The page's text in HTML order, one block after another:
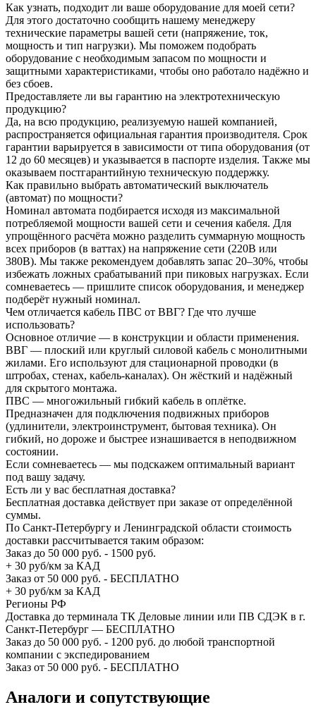
Как узнать, подходит ли ваше оборудование для моей сети?
Для этого достаточно сообщить нашему менеджеру
технические параметры вашей сети (напряжение, ток,
мощность и тип нагрузки). Мы поможем подобрать
оборудование с необходимым запасом по мощности и
защитными характеристиками, чтобы оно работало надёжно и
без сбоев.
Предоставляете ли вы гарантию на электротехническую
продукцию?
Да, на всю продукцию, реализуемую нашей компанией,
распространяется официальная гарантия производителя. Срок
гарантии варьируется в зависимости от типа оборудования (от
12 до 60 месяцев) и указывается в паспорте изделия. Также мы
оказываем постгарантийную техническую поддержку.
Как правильно выбрать автоматический выключатель
(автомат) по мощности?
Номинал автомата подбирается исходя из максимальной
потребляемой мощности вашей сети и сечения кабеля. Для
упрощённого расчёта можно разделить суммарную мощность
всех приборов (в ваттах) на напряжение сети (220В или
380В). Мы также рекомендуем добавлять запас 20–30%, чтобы
избежать ложных срабатываний при пиковых нагрузках. Если
сомневаетесь — пришлите список оборудования, и менеджер
подберёт нужный номинал.
Чем отличается кабель ПВС от ВВГ? Где что лучше
использовать?
Основное отличие — в конструкции и области применения.
ВВГ — плоский или круглый силовой кабель с монолитными
жилами. Его используют для стационарной проводки (в
штробах, стенах, кабель-каналах). Он жёсткий и надёжный
для скрытого монтажа.
ПВС — многожильный гибкий кабель в оплётке.
Предназначен для подключения подвижных приборов
(удлинители, электроинструмент, бытовая техника). Он
гибкий, но дороже и быстрее изнашивается в неподвижном
состоянии.
Если сомневаетесь — мы подскажем оптимальный вариант
под вашу задачу.
Есть ли у вас бесплатная доставка?
Бесплатная доставка действует при заказе от определённой
суммы.
По Санкт-Петербургу и Ленинградской области стоимость
доставки рассчитывается таким образом:
Заказ до 50 000 руб. - 1500 руб.
+ 30 руб/км за КАД
Заказ от 50 000 руб. - БЕСПЛАТНО
+ 30 руб/км за КАД
Регионы РФ
Доставка до терминала ТК Деловые линии или ПВ СДЭК в г.
Санкт-Петербург — БЕСПЛАТНО
Заказ до 50 000 руб. - 1200 руб. до любой транспортной
компании с экспедированием
Заказ от 50 000 руб. - БЕСПЛАТНО
Аналоги и сопутствующие